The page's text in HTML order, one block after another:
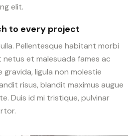
elit.
to every project
Pellentesque habitant morbi
et malesuada fames ac
gravida, ligula non molestie
risus, blandit maximus augue
Duis id mi tristique, pulvinar